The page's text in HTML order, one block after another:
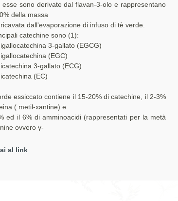
esse sono derivate dal flavan-3-olo e rappresentano
della massa
dall'evaporazione di infuso di tè verde.
catechine sono (1):
3-gallato (EGCG)
(EGC)
3-gallato (ECG)
(EC)
essiccato contiene il 15-20% di catechine, il 2-3%
( metil-xantine) e
ed il 6% di amminoacidi (rappresentati per la metà
ovvero γ-
al link